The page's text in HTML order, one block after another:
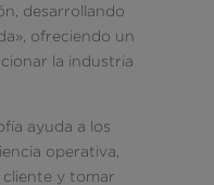
desarrollando
ofreciendo un
la industria
ayuda a los
operativa,
cliente y tomar